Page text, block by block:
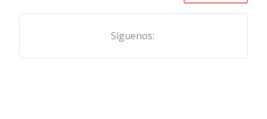
Síguenos: